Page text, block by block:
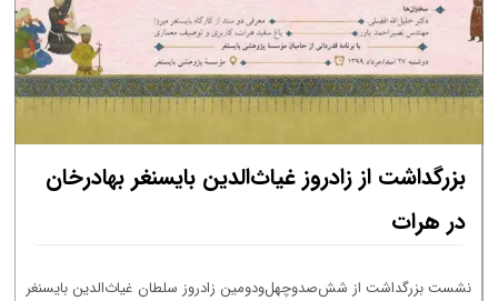
بزرگداشت از زادروز غیاث‌الدین بایسنغر بهادرخان
در هرات
نشست بزرگداشت از شش‌صدوچهل‌ودومین زادروز سلطان غیاث‌الدین بایسنغر